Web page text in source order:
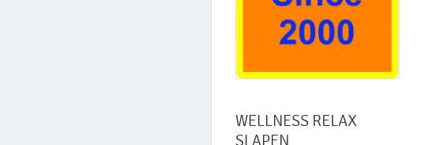
WELLNESS RELAX
SLAPEN